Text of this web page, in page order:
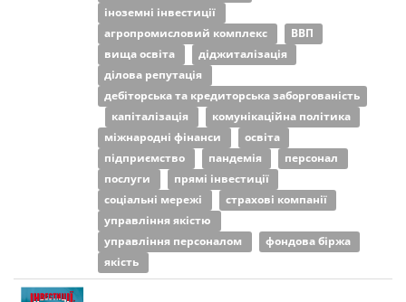
іноземні інвестиції
агропромисловий комплекс
ВВП
вища освіта
діджиталізація
ділова репутація
дебіторська та кредиторська заборгованість
капіталізація
комунікаційна політика
міжнародні фінанси
освіта
підприємство
пандемія
персонал
послуги
прямі інвестиції
соціальні мережі
страхові компанії
управління якістю
управління персоналом
фондова біржа
якість